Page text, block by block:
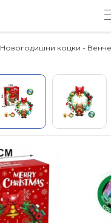
Новогодишни коцки -